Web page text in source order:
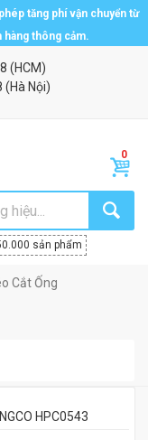
tăng phí vận chuyển từ
hàng thông cảm.
(HCM)
(Hà Nội)
sản phẩm
Cắt Ống
HPC0543